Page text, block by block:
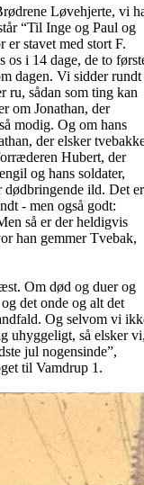
Løvehjerte, vi
“Til Inge og Paul og
er stavet med stort F.
os i 14 dage, de to
dagen. Vi sidder rundt
ru, sådan som ting kan
om Jonathan, der
modig. Og om hans
der elsker
Hubert, der
og hans soldater,
dødbringende ild. Det er
- men også godt:
så er der heldigvis
han gemmer Tvebak,
Om død og duer og
det onde og alt det
Og selvom vi
uhyggeligt, så elsker
jul nogensinde”,
til Vamdrup 1.